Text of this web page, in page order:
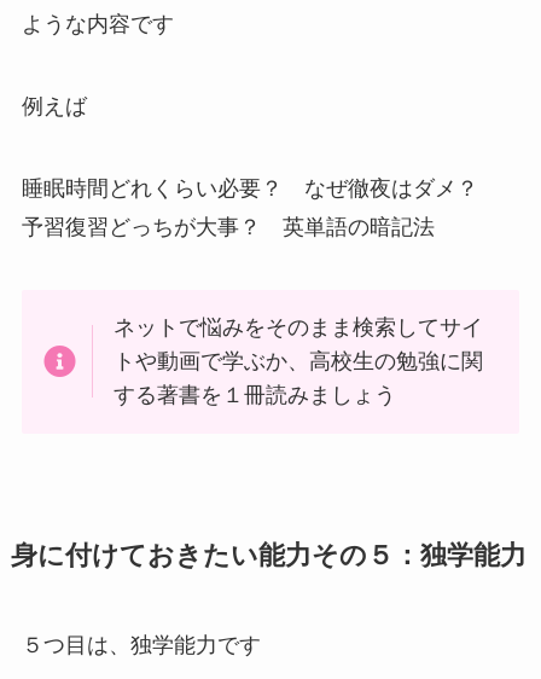
ような内容です
例えば
睡眠時間どれくらい必要？ なぜ徹夜はダメ？
予習復習どっちが大事？ 英単語の暗記法
ネットで悩みをそのまま検索してサイ
トや動画で学ぶか、高校生の勉強に関
する著書を１冊読みましょう
身に付けておきたい能力その５：独学能力
５つ目は、独学能力です